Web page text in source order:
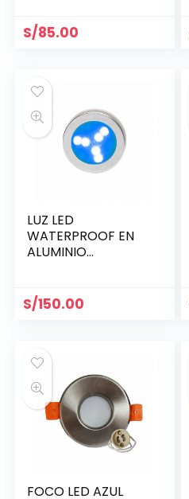
S/85.00
LUZ LED
WATERPROOF EN
ALUMINIO
03130460009
S/150.00
FOCO LED AZUL